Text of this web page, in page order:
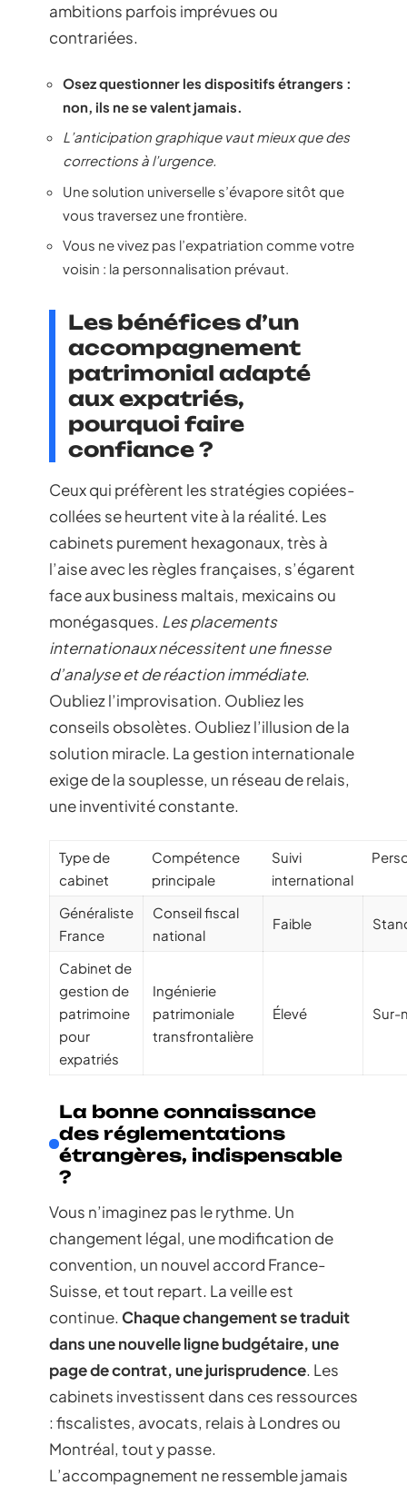
ambitions parfois imprévues ou
contrariées.
Osez questionner les dispositifs étrangers :
non, ils ne se valent jamais.
L’anticipation graphique vaut mieux que des
corrections à l’urgence.
Une solution universelle s’évapore sitôt que
vous traversez une frontière.
Vous ne vivez pas l’expatriation comme votre
voisin : la personnalisation prévaut.
Les bénéfices d’un
accompagnement
patrimonial adapté
aux expatriés,
pourquoi faire
confiance ?
Ceux qui préfèrent les stratégies copiées-
collées se heurtent vite à la réalité. Les
cabinets purement hexagonaux, très à
l’aise avec les règles françaises, s’égarent
face aux business maltais, mexicains ou
monégasques. Les placements
internationaux nécessitent une finesse
d’analyse et de réaction immédiate.
Oubliez l’improvisation. Oubliez les
conseils obsolètes. Oubliez l’illusion de la
solution miracle. La gestion internationale
exige de la souplesse, un réseau de relais,
une inventivité constante.
Type de
cabinet
Compétence
principale
Suivi
international
Généraliste
France
Conseil fiscal
national
Faible
Cabinet de
gestion de
patrimoine
pour
expatriés
Ingénierie
patrimoniale
transfrontalière
Élevé Sur-
La bonne connaissance
des réglementations
étrangères, indispensable
?
Vous n’imaginez pas le rythme. Un
changement légal, une modification de
convention, un nouvel accord France-
Suisse, et tout repart. La veille est
continue. Chaque changement se traduit
dans une nouvelle ligne budgétaire, une
page de contrat, une jurisprudence. Les
cabinets investissent dans ces ressources
: fiscalistes, avocats, relais à Londres ou
Montréal, tout y passe.
L’accompagnement ne ressemble jamais